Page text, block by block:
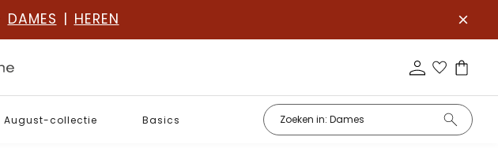
DAMES | HEREN
August-collectie Basics